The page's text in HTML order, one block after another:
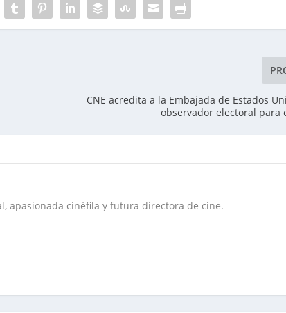
CNE acredita a la Embajada de Estados
observador electoral para
apasionada cinéfila y futura directora de cine.